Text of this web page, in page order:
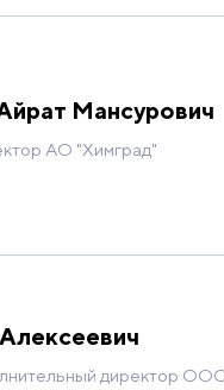
Дополнительная
Федерации и
Мансурович
АО "Химград"
директор